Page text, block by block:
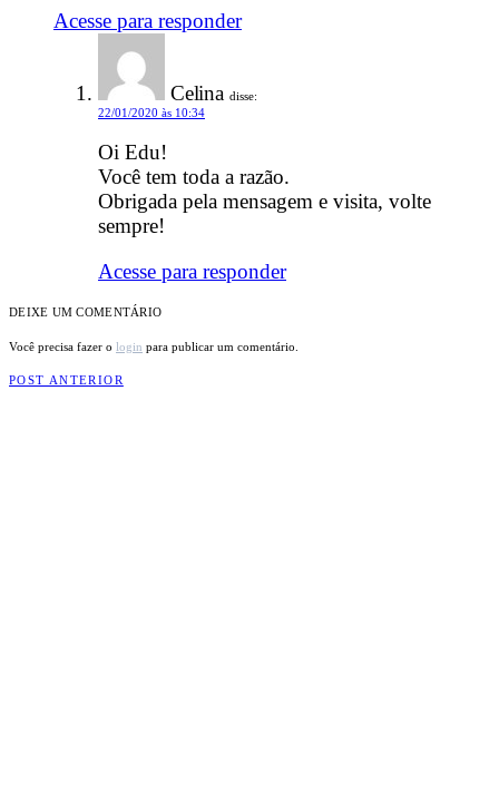
Acesse para responder
Celina disse:
22/01/2020 às 10:34
Oi Edu!
Você tem toda a razão.
Obrigada pela mensagem e visita, volte
sempre!
Acesse para responder
DEIXE UM COMENTÁRIO
Você precisa fazer o login para publicar um comentário.
POST ANTERIOR